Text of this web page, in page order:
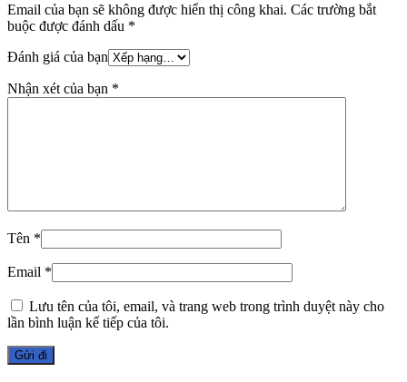
Email của bạn sẽ không được hiển thị công khai. Các trường bắt
buộc được đánh dấu *
Đánh giá của bạn
Nhận xét của bạn *
Tên *
Email *
Lưu tên của tôi, email, và trang web trong trình duyệt này cho
lần bình luận kế tiếp của tôi.